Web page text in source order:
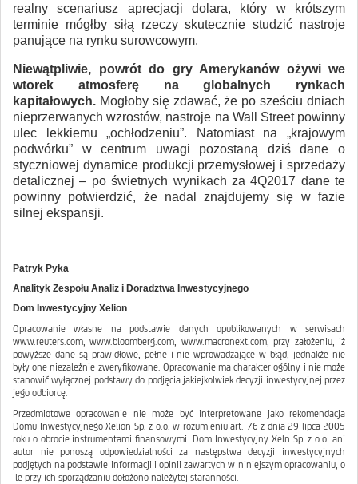
realny scenariusz aprecjacji dolara, który w krótszym
terminie mógłby siłą rzeczy skutecznie studzić nastroje
panujące na rynku surowcowym.
Niewątpliwie, powrót do gry Amerykanów ożywi we
wtorek atmosferę na globalnych rynkach
kapitałowych. Mogłoby się zdawać, że po sześciu dniach
nieprzerwanych wzrostów, nastroje na Wall Street powinny
ulec lekkiemu „ochłodzeniu”. Natomiast na „krajowym
podwórku” w centrum uwagi pozostaną dziś dane o
styczniowej dynamice produkcji przemysłowej i sprzedaży
detalicznej – po świetnych wynikach za 4Q2017 dane te
powinny potwierdzić, że nadal znajdujemy się w fazie
silnej ekspansji.
Patryk Pyka
Analityk Zespołu Analiz i Doradztwa Inwestycyjnego
Dom Inwestycyjny Xelion
Opracowanie własne na podstawie danych opublikowanych w serwisach
www.reuters.com, www.bloomberg.com, www.macronext.com, przy założeniu, iż
powyższe dane są prawidłowe, pełne i nie wprowadzające w błąd, jednakże nie
były one niezależnie zweryfikowane. Opracowanie ma charakter ogólny i nie może
stanowić wyłącznej podstawy do podjęcia jakiejkolwiek decyzji inwestycyjnej przez
jego odbiorcę.
Przedmiotowe opracowanie nie może być interpretowane jako rekomendacja
Domu Inwestycyjnego Xelion Sp. z o.o. w rozumieniu art. 76 z dnia 29 lipca 2005
roku o obrocie instrumentami finansowymi. Dom Inwestycyjny Xeln Sp. z o.o. ani
autor nie ponoszą odpowiedzialności za następstwa decyzji inwestycyjnych
podjętych na podstawie informacji i opinii zawartych w niniejszym opracowaniu, o
ile przy ich sporządzaniu dołożono należytej staranności.